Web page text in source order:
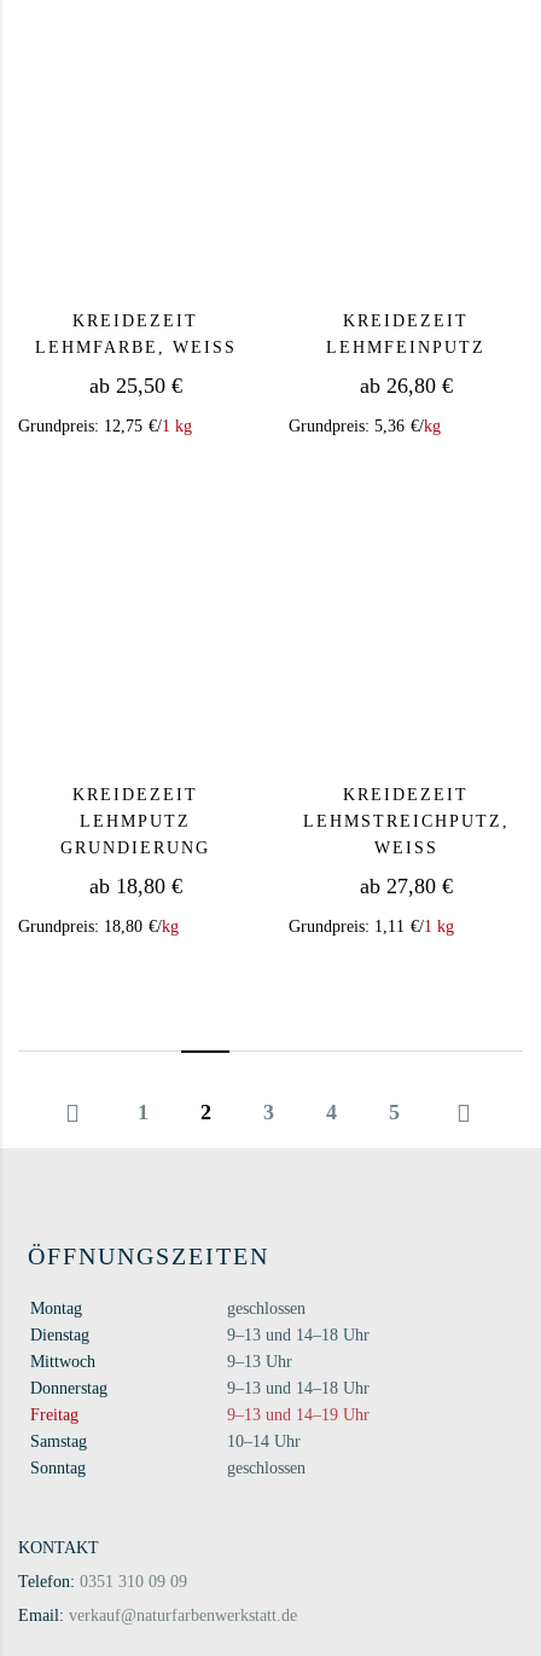
KREIDEZEIT
LEHMFARBE, WEISS
ab 25,50 €
Grundpreis: 12,75 €/1 kg
KREIDEZEIT
LEHMFEINPUTZ
ab 26,80 €
Grundpreis: 5,36 €/kg
KREIDEZEIT
LEHMPUTZ
GRUNDIERUNG
ab 18,80 €
Grundpreis: 18,80 €/kg
KREIDEZEIT
LEHMSTREICHPUTZ,
WEISS
ab 27,80 €
Grundpreis: 1,11 €/1 kg
1 2 3 4 5
ÖFFNUNGSZEITEN
Montag
geschlossen
Dienstag
9–13 und 14–18 Uhr
Mittwoch
9–13 Uhr
Donnerstag
9–13 und 14–18 Uhr
Freitag
9–13 und 14–19 Uhr
Samstag
10–14 Uhr
Sonntag
geschlossen
KONTAKT
Telefon: 0351 310 09 09
Email: verkauf@naturfarbenwerkstatt.de